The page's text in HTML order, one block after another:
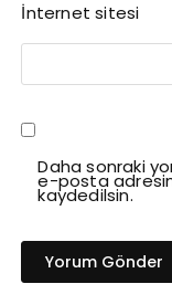
İnternet sitesi
Daha sonraki
e-posta
kaydedilsin.